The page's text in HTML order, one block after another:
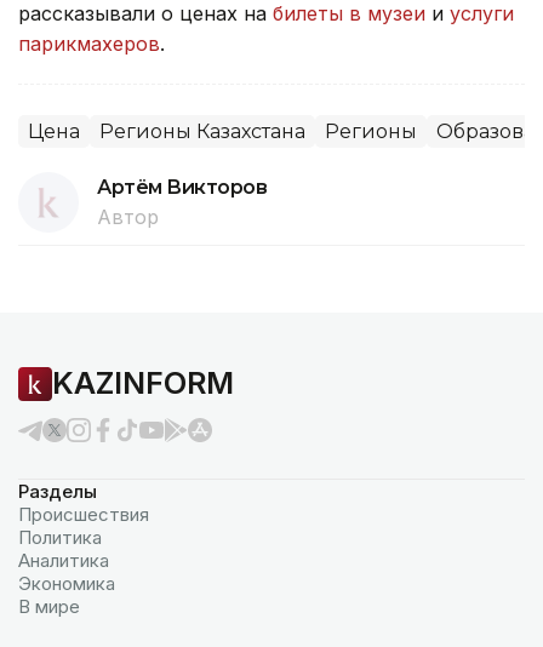
рассказывали о ценах на билеты в музеи и услуги
парикмахеров.
Цена Регионы Казахстана Регионы
Артём Викторов
Автор
KAZINFORM
Разделы
Происшествия
Политика
Аналитика
Экономика
В мире